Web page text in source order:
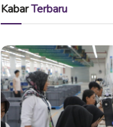
KabarTerbaru